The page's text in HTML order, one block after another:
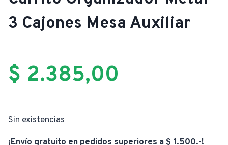
3 Cajones Mesa Auxiliar
$ 2.385,00
Sin existencias
¡Envío gratuito en pedidos superiores a $ 1.500.-!